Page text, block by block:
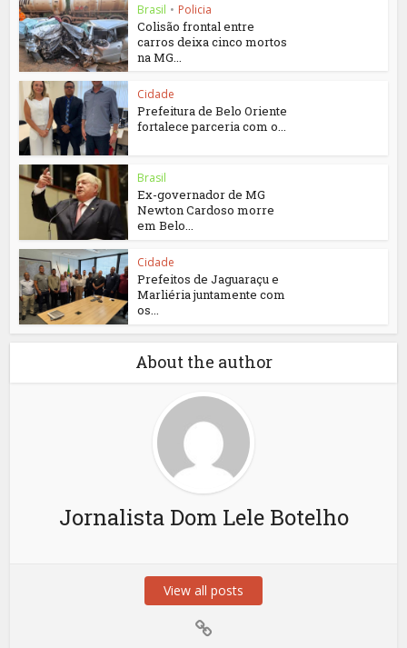
Brasil • Policia
Colisão frontal entre
carros deixa cinco mortos
na MG...
Cidade
Prefeitura de Belo Oriente
fortalece parceria com o...
Brasil
Ex-governador de MG
Newton Cardoso morre
em Belo...
Cidade
Prefeitos de Jaguaraçu e
Marliéria juntamente com
os...
About the author
Jornalista Dom Lele Botelho
View all posts